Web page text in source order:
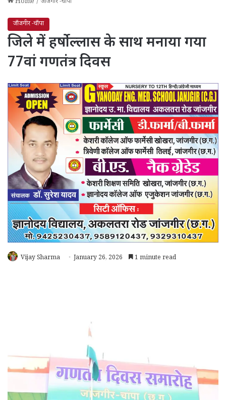
जाँजगीर -चाँपा
जिले में हर्षोल्लास के साथ मनाया गया
77वां गणतंत्र दिवस
Vijay Sharma January 26, 2026 1 minute read